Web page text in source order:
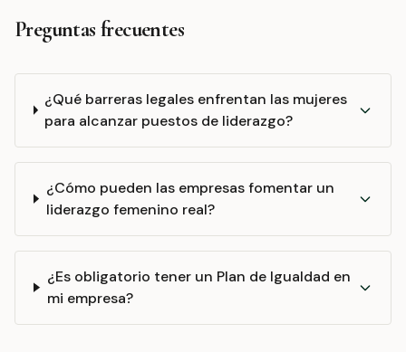
Preguntas frecuentes
¿Qué barreras legales enfrentan las mujeres
para alcanzar puestos de liderazgo?
¿Cómo pueden las empresas fomentar un
liderazgo femenino real?
¿Es obligatorio tener un Plan de Igualdad en
mi empresa?